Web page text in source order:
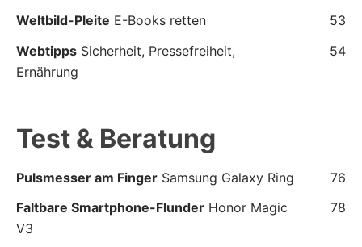
Weltbild-Pleite E-Books retten
53
Webtipps Sicherheit, Pressefreiheit,
Ernährung
54
Test & Beratung
Pulsmesser am Finger Samsung Galaxy Ring
76
Faltbare Smartphone-Flunder Honor Magic
V3
78